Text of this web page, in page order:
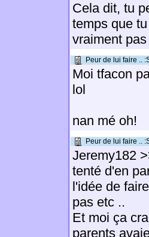
Cela dit, tu
temps que
vraiment
Peur de lui faire ..
Moi tfacon
lol
nan mé oh!
Peur de lui faire ..
Jeremy182
tenté d'en
l'idée de
pas etc ..
Et moi ça
parents